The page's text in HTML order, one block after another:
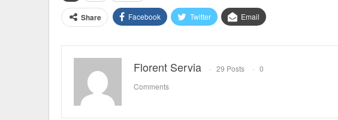
Share Facebook Twitter Email
Florent Servia 29 Posts
0
Comments